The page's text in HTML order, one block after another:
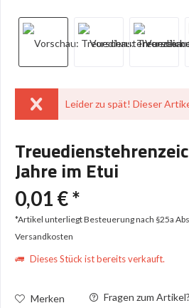
Leider zu spät! Dieser
Jahre im Etui
0,01 € *
*Artikel unterliegt Besteuerung nach §25a
Versandkosten
Dieses Stück ist bereits verkauft.
Merken Fragen zum Artikel?